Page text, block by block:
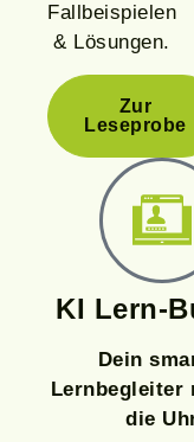
Fallbeispielen
& Lösungen.
Zur
Leseprobe
KI Lern-
Dein
Lernbegleiter
die